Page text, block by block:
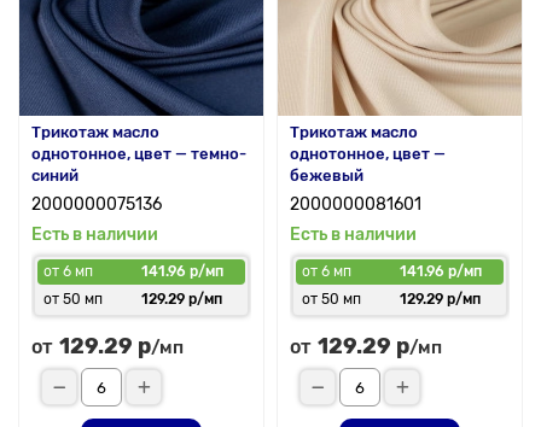
Трикотаж масло
однотонное, цвет — темно-
синий
2000000075136
Есть в наличии
от 6 мп
141.96 р/мп
от 50 мп
129.29 р/мп
от 129.29 р/мп
Трикотаж масло
однотонное, цвет —
бежевый
2000000081601
Есть в наличии
от 6 мп
141.96 р/мп
от 50 мп
129.29 р/мп
от 129.29 р/мп